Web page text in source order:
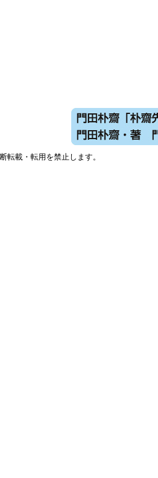
載・転用を禁止します。